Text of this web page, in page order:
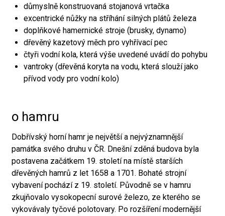
důmyslně konstruovaná stojanová vrtačka
excentrické nůžky na stříhání silných plátů železa
doplňkové hamernické stroje (brusky, dynamo)
dřevěný kazetový měch pro vyhřívací pec
čtyři vodní kola, která výše uvedené uvádí do pohybu
vantroky (dřevěná koryta na vodu, která slouží jako
přívod vody pro vodní kolo)
o hamru
Dobřívský horní hamr je největší a nejvýznamnější
památka svého druhu v ČR. Dnešní zděná budova byla
postavena začátkem 19. století na místě starších
dřevěných hamrů z let 1658 a 1701. Bohaté strojní
vybavení pochází z 19. století. Původně se v hamru
zkujňovalo vysokopecní surové železo, ze kterého se
vykovávaly tyčové polotovary. Po rozšíření modernější